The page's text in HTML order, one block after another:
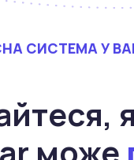
СИСТЕМА У